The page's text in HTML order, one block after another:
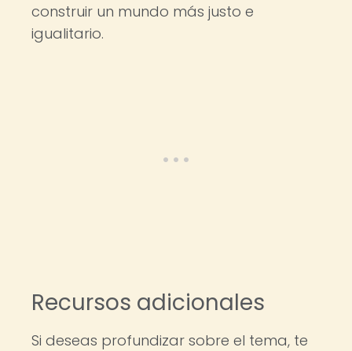
construir un mundo más justo e
igualitario.
Recursos adicionales
Si deseas profundizar sobre el tema, te